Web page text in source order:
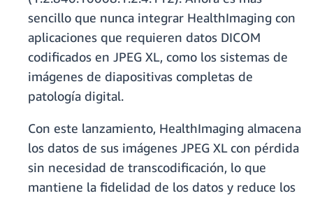
sencillo que nunca integrar HealthImaging con
aplicaciones que requieren datos DICOM
codificados en JPEG XL, como los sistemas de
imágenes de diapositivas completas de
patología digital.
Con este lanzamiento, HealthImaging almacena
los datos de sus imágenes JPEG XL con pérdida
sin necesidad de transcodificación, lo que
mantiene la fidelidad de los datos y reduce los